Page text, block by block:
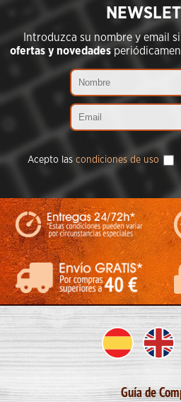
Introduzca su nombre y email
ofertas y novedades
Acepto las condiciones de uso
Guía de